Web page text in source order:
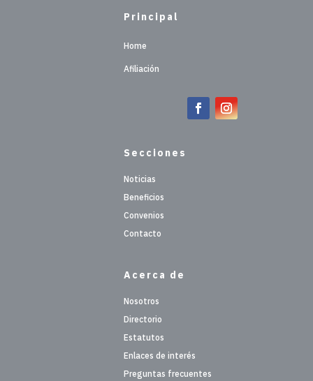
Principal
Home
Afiliación
Secciones
Noticias
Beneficios
Convenios
Contacto
Acerca de
Nosotros
Directorio
Estatutos
Enlaces de interés
Preguntas frecuentes